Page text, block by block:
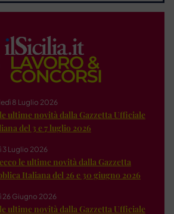
8 Luglio 2026
ultime novità dalla Gazzetta Ufficiale
del 3 e 7 luglio 2026
3 Luglio 2026
le ultime novità dalla Gazzetta
Italiana del 26 e 30 giugno 2026
26 Giugno 2026
ultime novità dalla Gazzetta Ufficiale